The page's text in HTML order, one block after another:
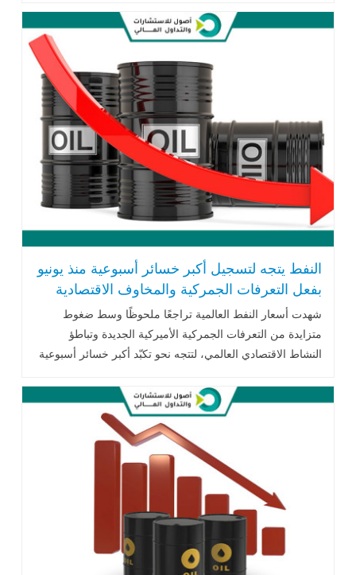
النفط يتجه لتسجيل أكبر خسائر أسبوعية منذ يونيو
بفعل التعرفات الجمركية والمخاوف الاقتصادية
شهدت أسعار النفط العالمية تراجعًا ملحوظًا وسط ضغوط
متزايدة من التعرفات الجمركية الأميركية الجديدة وتباطؤ
النشاط الاقتصادي العالمي، لتتجه نحو تكبّد أكبر خسائر أسبوعية